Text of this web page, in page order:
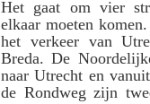
Het gaat om vier
elkaar moeten
het verkeer van
Breda. De
naar Utrecht en
de Rondweg zijn